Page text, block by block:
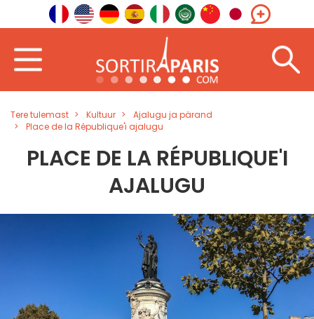
Tere tulemast Kultuur
Ajalugu ja pärand
Place de la République'i ajalugu
PLACE DE LA RÉPUBLIQUE'I
AJALUGU